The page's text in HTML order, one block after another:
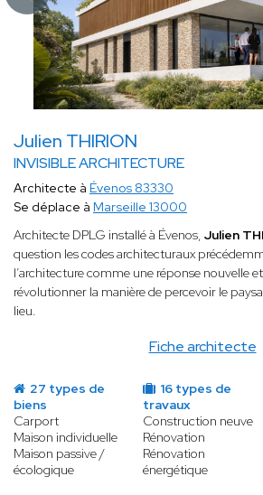
Julien THIRION
INVISIBLE ARCHITECTURE
Fiche architecte
Architecte à Évenos 83330
Se déplace à Marseille 13000
Architecte DPLG installé à Évenos, Julien
question les codes architecturaux
l’architecture comme une réponse nouvelle
révolutionner la manière de percevoir le
lieu.
27 types de
biens
Carport
Maison individuelle
Maison passive /
écologique
16 types de
travaux
Construction neuve
Rénovation
Rénovation
énergétique